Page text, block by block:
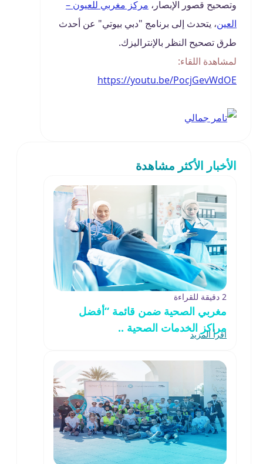
وتصحيح قصور الإبصار، مركز مغربي للعيون –
العين، يتحدث إلى برنامج "دبي بيوتي" عن أحدث
طرق تصحيح النظر بالإنتراليزك.
لمشاهدة اللقاء:
https://youtu.be/PocjGevWdOE
الأخبار الأكثر مشاهدة
2 دقيقة للقراءة
مغربي الصحية ضمن قائمة “أفضل
مراكز الخدمات الصحية ..
اقرأ المزيد